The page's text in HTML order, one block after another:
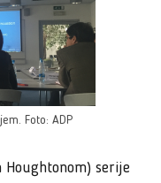
Foto: ADP
Houghtonom) serije